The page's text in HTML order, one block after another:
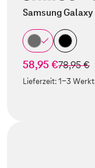
Samsung
58,95 €statt
78,95 €
Lieferzeit:1-3